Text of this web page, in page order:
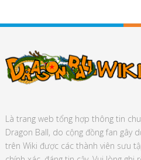
Là trang web tổng hợp thông tin
Dragon Ball, do cộng đồng fan gây
trên Wiki được các thành viên sưu